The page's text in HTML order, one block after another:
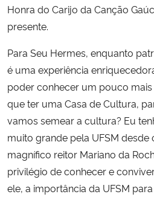
Honra do Carijo da Canção
presente.
Para Seu Hermes, enquanto
é uma experiência
poder conhecer um pouco mais
que ter uma Casa de Cultura,
vamos semear a cultura? Eu
muito grande pela UFSM
magnífico reitor Mariano da
privilégio de conhecer e
ele, a importância da UFSM